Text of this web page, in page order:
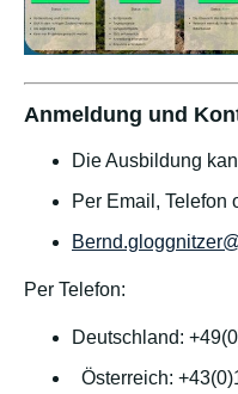
Anmeldung und
Die Ausbildung
Per Email, Telefon
Per Telefon:
Deutschland:
Österreich: